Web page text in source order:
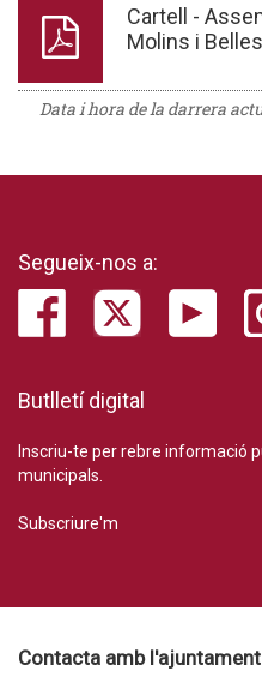
Cartell -
Molins i
Data i hora de la darrera
Segueix-nos a:
Butlletí digital
Inscriu-te per rebre informació
municipals.
Subscriure'm
Contacta amb l'ajuntament